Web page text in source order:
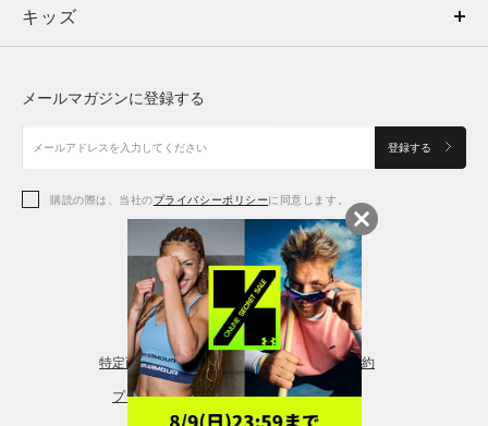
キッズ
アクセサリー
ボトムス
アクセサリー
トップス
シューズ
アクセサリー
レギンス＆タイツ
キッズ
シューズ
メールマガジンに登録する
登録する
購読の際は、当社のプライバシーポリシーに同意します。
特定商取引法に基づく通販の表記 会員規約
プライバシーポリシー